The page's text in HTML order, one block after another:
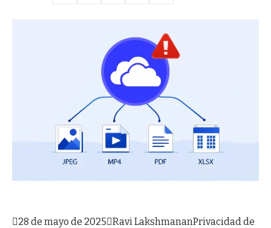
28 de mayo de 2025Ravi LakshmananPrivacidad de